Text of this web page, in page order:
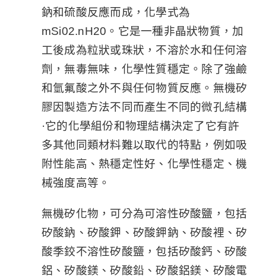
鈉和硫酸反應而成，化學式為
mSi02.nH20。它是一種非晶狀物質，加
工後成為粒狀或珠狀，不溶於水和任何溶
劑，無毒無味，化學性質穩定。除了強鹼
和氫氟酸之外不與任何物質反應。無機矽
膠因製造方法不同而產生不同的微孔結構
·它的化學組份和物理結構決定了它有許
多其他同類材料難以取代的特點，例如吸
附性能高、熱穩定性好、化學性穩定、機
械強度高等。
無機矽化物，可分為可溶性矽酸鹽，包括
矽酸鈉、矽酸鉀、矽酸鉀鈉、矽酸裡、矽
酸季鉸不溶性矽酸鹽，包括矽酸鈣、矽酸
鋁、矽酸鎂、矽酸鉛、矽酸鋁鎂、矽酸電